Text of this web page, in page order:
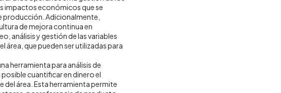
impactos económicos que se
producción. Adicionalmente,
de mejora continua en
análisis y gestión de las variables
que pueden ser utilizadas para
herramienta para análisis de
cuantificar en dinero el
área. Esta herramienta permite